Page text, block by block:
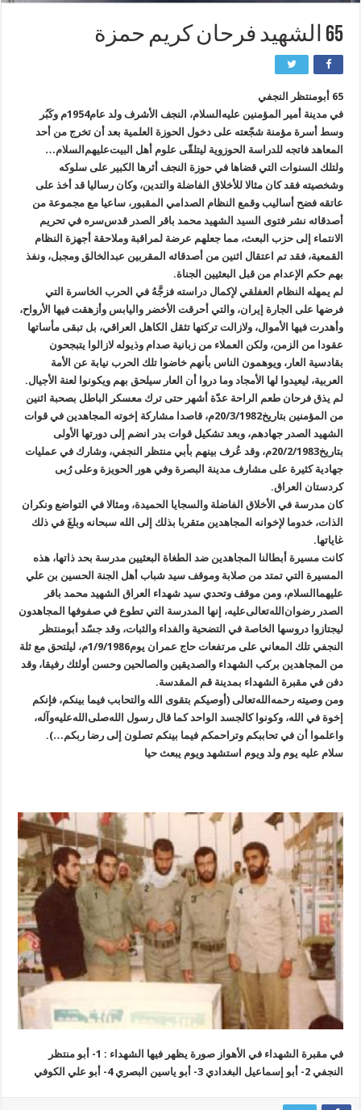
65 الشهيد فرحان كريم حمزة
65 أبومنتظر النجفي
في مدينة أمير المؤمنين عليه‌السلام، النجف الأشرف ولد عام1954م وكَبُر
وسط أسرة مؤمنة شجّعته على دخول الحوزة العلمية بعد أن تخرج من أحد
المعاهد فاتجه للدراسة الحوزوية ليتلقّى علوم أهل البيت‌عليهم‌السلام…
ولتلك السنوات التي قضاها في حوزة النجف أثرها الكبير على سلوكه
وشخصيته فقد كان مثالا للأخلاق الفاضلة والتدين، وكان رساليا قد أخذ على
عاتقه فضح أساليب وقمع النظام الصدامي المقبور، ساعيا مع مجموعة من
أصدقائه نشر فتوى السيد الشهيد محمد باقر الصدر قدس‌سره في تحريم
الانتماء إلى حزب البعث، مما جعلهم عرضة لمراقبة وملاحقة أجهزة النظام
القمعية، فقد تم اعتقال اثنين من أصدقائه المقربين عبدالخالق ومجبل، ونفذ
بهم حكم الإعدام من قبل البعثيين الجناة.
لم يمهله النظام العفلقي لإكمال دراسته فزجَّهُ في الحرب الخاسرة التي
فرضها على الجارة إيران، والتي أحرقت الأخضر واليابس وأزهقت فيها الأرواح،
وأهدرت فيها الأموال، ولازالت تركتها تثقل الكاهل العراقي، بل تبقى مأساتها
عقودا من الزمن، ولكن العملاء من زبانية صدام وذيوله لازالوا يتبجحون
بقادسية العار، ويوهمون الناس بأنهم خاضوا تلك الحرب نيابة عن الأمة
العربية، ليعيدوا لها الأمجاد وما دروا أن العار سيلحق بهم ويكونوا لعنة الأجيال.
لم يذق فرحان طعم الراحة عدّة أشهر حتى ترك معسكر الباطل بصحبة اثنين
من المؤمنين بتاريخ20/3/1982م، قاصدا مشاركة إخوته المجاهدين في قوات
الشهيد الصدر جهادهم، وبعد تشكيل قوات بدر انضم إلى دورتها الأولى
بتاريخ20/2/1983م، وقد عُرف بينهم بأبي منتظر النجفي، وشارك في عمليات
جهادية كثيرة على مشارف مدينة البصرة وفي هور الحويزة وعلى رُبى
كردستان العراق.
كان مدرسة في الأخلاق الفاضلة والسجايا الحميدة، ومثالا في التواضع ونكران
الذات، خدوما لإخوانه المجاهدين متقربا بذلك إلى الله سبحانه وبلغَ في ذلك
غاياتها.
كانت مسيرة أبطالنا المجاهدين ضد الطغاة البعثيين مدرسة بحد ذاتها، هذه
المسيرة التي تمتد من صلابة وموقف سيد شباب أهل الجنة الحسين بن علي
عليهما‌السلام، ومن موقف وتحدي سيد شهداء العراق الشهيد محمد باقر
الصدر رضوان‌الله‌تعالى‌عليه، إنها المدرسة التي تطوع في صفوفها المجاهدون
ليجتازوا دروسها الخاصة في التضحية والفداء والثبات، وقد جسّد أبومنتظر
النجفي تلك المعاني على مرتفعات حاج عمران يوم1/9/1986م، ليلتحق مع ثلة
من المجاهدين بركب الشهداء والصديقين والصالحين وحسن أولئك رفيقا، وقد
دفن في مقبرة الشهداء بمدينة قم المقدسة.
ومن وصيته رحمه‌الله‌تعالى (أوصيكم بتقوى الله والتحابب فيما بينكم، فإنكم
إخوة في الله، وكونوا كالجسد الواحد كما قال رسول الله‌صلى‌الله‌عليه‌وآله،
واعلموا أن في تحاببكم وتراحمكم فيما بينكم تصلون إلى رضا ربكم…).
سلام عليه يوم ولد ويوم استشهد ويوم يبعث حيا
في مقبرة الشهداء في الأهواز صورة يظهر فيها الشهداء : 1- أبو منتظر
النجفي 2- أبو إسماعيل البغدادي 3- أبو ياسين البصري 4- أبو علي الكوفي